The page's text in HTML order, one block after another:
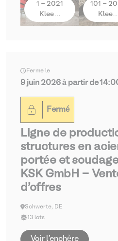
1 - 2021
Klee…
101 -
Klee…
Ferme le
9 juin 2026 à partir de
Fermé
Ligne de
structures en
portée et
KSK GmbH -
d'offres
Schwerte, DE
13 lots
Voir l'enchère